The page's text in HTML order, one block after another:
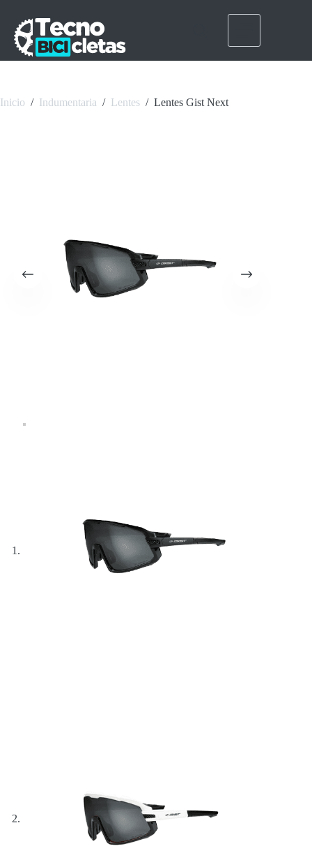
contenido
Inicio / Indumentaria / Lentes / Lentes Gist Next